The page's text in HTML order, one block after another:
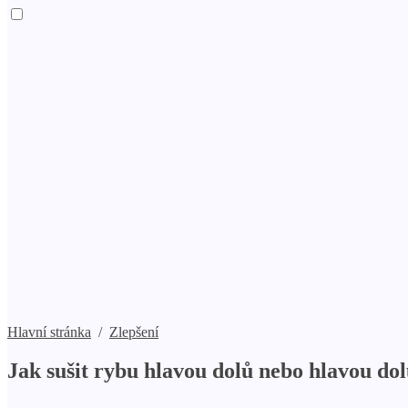
Hlavní stránka / Zlepšení
Jak sušit rybu hlavou dolů nebo hlavou